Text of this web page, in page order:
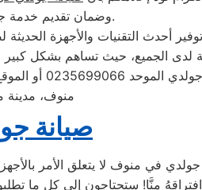
وضمان تقديم خدمة جيدة للاستفادة المثلى من خدماتنا.
أحدث التقنيات والأجهزة
لدى الجميع، حيث تساهم بشكل
دقائق تسجيل الطلب ويتابع مندوب خاص
منوف،
صيانة
في منوف لا يتعلق الأمر